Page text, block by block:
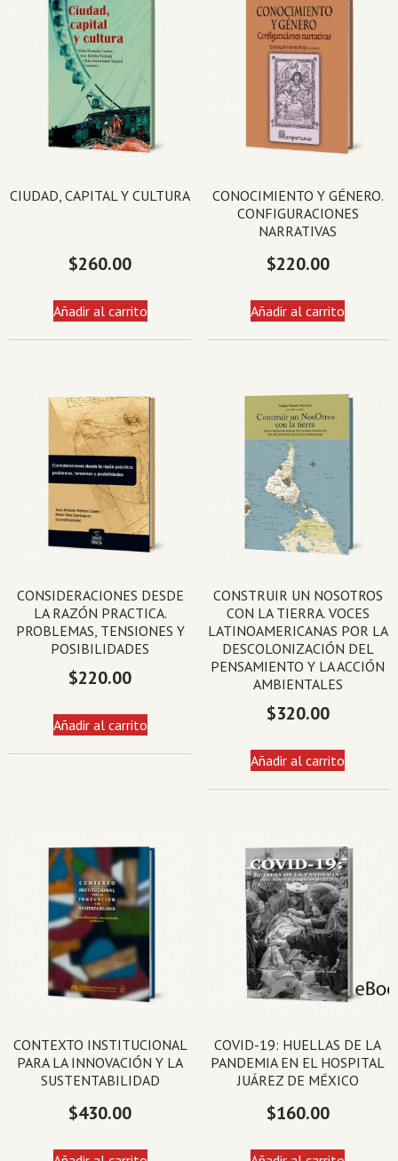
CIUDAD, CAPITAL Y CULTURA
$260.00
Añadir al carrito
CONOCIMIENTO Y GÉNERO.
CONFIGURACIONES
NARRATIVAS
$220.00
Añadir al carrito
CONSIDERACIONES DESDE
LA RAZÓN PRACTICA.
PROBLEMAS, TENSIONES Y
POSIBILIDADES
$220.00
Añadir al carrito
CONSTRUIR UN NOSOTROS
CON LA TIERRA. VOCES
LATINOAMERICANAS POR LA
DESCOLONIZACIÓN DEL
PENSAMIENTO Y LA ACCIÓN
AMBIENTALES
$320.00
Añadir al carrito
CONTEXTO INSTITUCIONAL
PARA LA INNOVACIÓN Y LA
SUSTENTABILIDAD
$430.00
COVID-19: HUELLAS DE LA
PANDEMIA EN EL HOSPITAL
JUÁREZ DE MÉXICO
$160.00